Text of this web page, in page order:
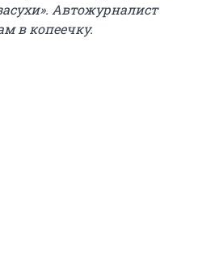
Автожурналист
в копеечку.